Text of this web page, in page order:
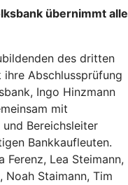
übernimmt alle
des dritten
ihre Abschlussprüfung
Ingo Hinzmann
mit
Bereichsleiter
Bankkaufleuten.
Lea Steimann,
Noah Staimann, Tim